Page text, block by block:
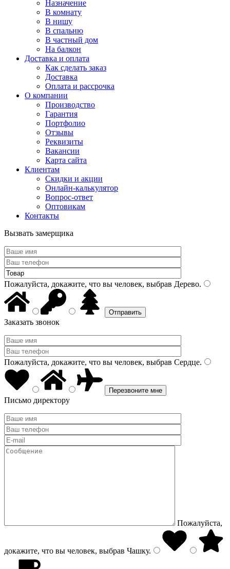
Назначение
В комнату
В нишу
В спальню
В частный дом
На балкон
Доставка и оплата
Как сделать заказ
Доставка
Оплата и рассрочка
О компании
Производство
Гарантия
Портфолио
Отзывы
Реквизиты
Вакансии
Карта сайта
Клиентам
Скидки и акции
Онлайн-калькулятор
Вопрос-ответ
Оптовикам
Контакты
Вызвать замерщика
Пожалуйста, докажите, что вы человек, выбрав Дерево.
Заказать звонок
Пожалуйста, докажите, что вы человек, выбрав Сердце.
Письмо директору
Пожалуйста,
докажите, что вы человек, выбрав Чашку.